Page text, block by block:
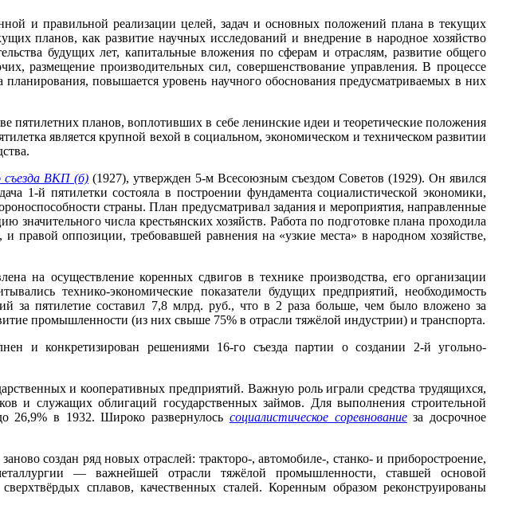
и правильной реализации целей, задач и основных положений плана в текущих
планов, как развитие научных исследований и внедрение в народное хозяйство
будущих лет, капитальные вложения по сферам и отраслям, развитие общего
размещение производительных сил, совершенствование управления. В процессе
повышается уровень научного обоснования предусматриваемых в них
пятилетних планов, воплотивших в себе ленинские идеи и теоретические положения
является крупной вехой в социальном, экономическом и техническом развитии
съезда ВКП (б) (1927), утвержден 5-м Всесоюзным съездом Советов (1929). Он явился
1-й пятилетки состояла в построении фундамента социалистической экономики,
страны. План предусматривал задания и мероприятия, направленные
числа крестьянских хозяйств. Работа по подготовке плана проходила
правой оппозиции, требовавшей равнения на «узкие места» в народном хозяйстве,
на осуществление коренных сдвигов в технике производства, его организации
технико-экономические показатели будущих предприятий, необходимость
за пятилетие составил 7,8 млрд. руб., что в 2 раза больше, чем было вложено за
промышленности (из них свыше 75% в отрасли тяжёлой индустрии) и транспорта.
и конкретизирован решениями 16-го съезда партии о создании 2-й угольно-
и кооперативных предприятий. Важную роль играли средства трудящихся,
и служащих облигаций государственных займов. Для выполнения строительной
26,9% в 1932. Широко развернулось социалистическое соревнованиеза досрочное
создан ряд новых отраслей: тракторо-, автомобиле-, станко- и приборостроение,
— важнейшей отрасли тяжёлой промышленности, ставшей основой
сплавов, качественных сталей. Коренным образом реконструированы